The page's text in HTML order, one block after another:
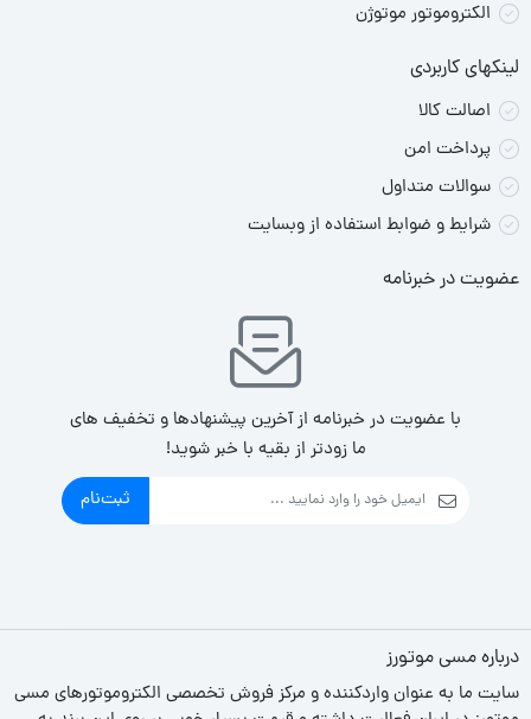
الکتروموتور موتوژن
لینکهای کاربردی
اصالت کالا
پرداخت امن
سوالات متداول
شرایط و ضوابط استفاده از وبسایت
عضویت در خبرنامه
با عضویت در خبرنامه از آخرین پیشنهادها و تخفیف های
ما زودتر از بقیه با خبر شوید!
ثبت‌نام
درباره مسی موتورز
سایت ما به عنوان واردکننده و مرکز فروش تخصصی الکتروموتورهای مسی